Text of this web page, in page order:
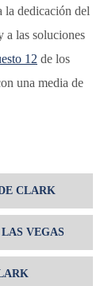
la dedicación del
a las soluciones
12 de los
una media de
CLARK
VEGAS